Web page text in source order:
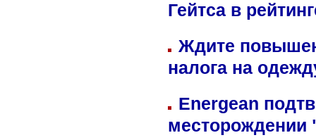
Гейтса в
Ждите
налога на
Energean